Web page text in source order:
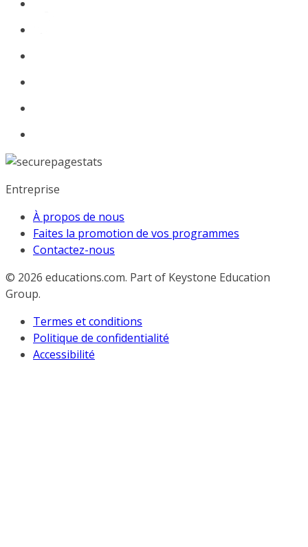
Entreprise
À propos de nous
Faites la promotion de vos programmes
Contactez-nous
© 2026 educations.com. Part of Keystone Education
Group.
Termes et conditions
Politique de confidentialité
Accessibilité